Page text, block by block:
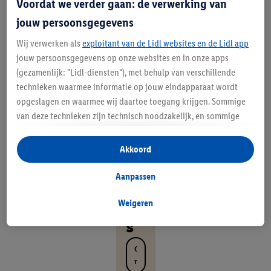
lf
g
e
m
ak
ke
lij
k
th
ui
s
O
n
Voordat we verder gaan: de verwerking van
jouw persoonsgegevens
Wij verwerken als exploitant van de Lidl websites en de Lidl app
jouw persoonsgegevens op onze websites en in onze apps
(gezamenlijk: "Lidl-diensten"), met behulp van verschillende
technieken waarmee informatie op jouw eindapparaat wordt
opgeslagen en waarmee wij daartoe toegang krijgen. Sommige
van deze technieken zijn technisch noodzakelijk, en sommige
opslaan van voorkeursinstellingen, het verzamelen en
analyseren van statistieken of voor het tonen van
gepersonaliseerde reclame binnen en buiten de Lidl-diensten.
gegevens over jouw aankoopgedrag in de winkel ook voor de
Als je hier toestemming geeft aan ons voor het personaliseren
van reclame en als je vervolgens een Lidl Plus-account
aanmaakt of inlogt op jouw bestaande Lidl Plus-account, dan
Weigeren
Aanpassen
Akkoord